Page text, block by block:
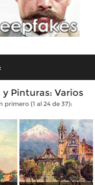
Pinturas: Varios
(1 al 24 de 37):